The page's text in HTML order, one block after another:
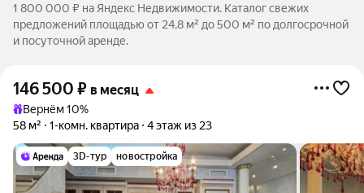
1 800 000 ₽ на Яндекс Недвижимости. Каталог свежих
предложений площадью от 24,8 м² до 500 м² по долгосрочной
и посуточной аренде.
146 500 ₽ в месяц
Вернём 10%
58 м²
1-комн. квартира 4 этаж из 23
3D-тур новостройка